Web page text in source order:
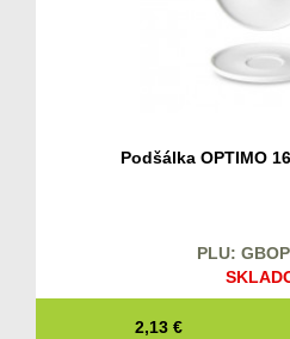
Podšálka OPTIMO
PLU:
2,13 €